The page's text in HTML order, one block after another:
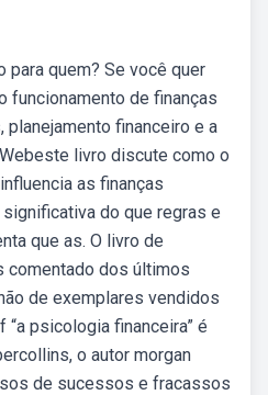
quem? Se você quer
funcionamento de finanças
financeiro e a
livro discute como o
as finanças
do que regras e
que as. O livro de
comentado dos últimos
de exemplares vendidos
psicologia financeira” é
o autor morgan
de sucessos e fracassos